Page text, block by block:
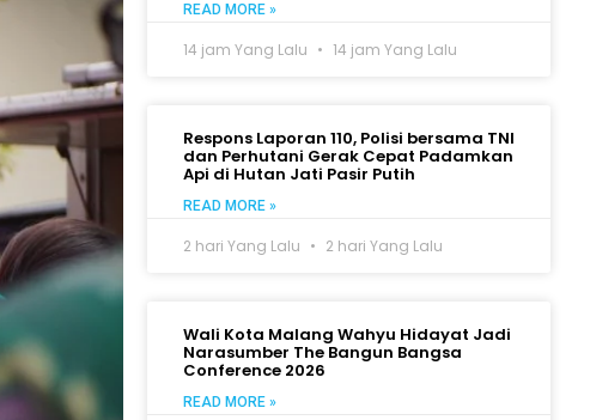
READ MORE »
14 jam Yang Lalu 14 jam Yang Lalu
Respons Laporan 110, Polisi bersama TNI
dan Perhutani Gerak Cepat Padamkan
Api di Hutan Jati Pasir Putih
READ MORE »
2 hari Yang Lalu 2 hari Yang Lalu
Wali Kota Malang Wahyu Hidayat Jadi
Narasumber The Bangun Bangsa
Conference 2026
READ MORE »